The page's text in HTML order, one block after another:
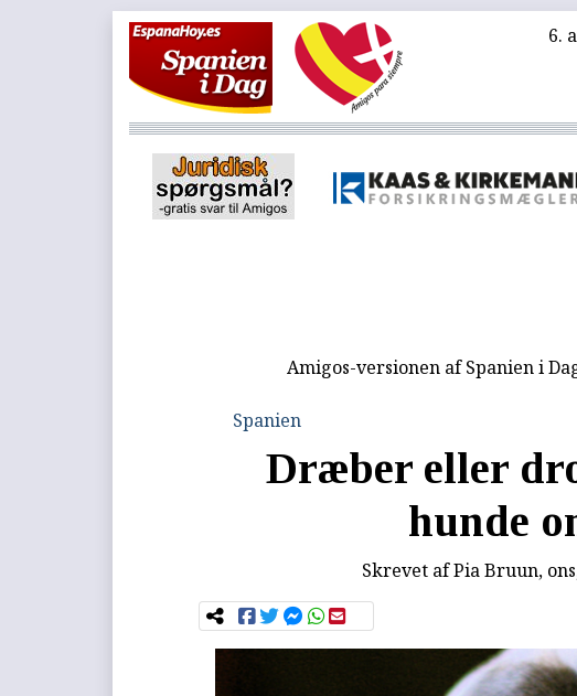
6.
Amigos-versionen af Spanien i
Spanien
Dræber eller
hunde
Skrevet afPia Bruun,